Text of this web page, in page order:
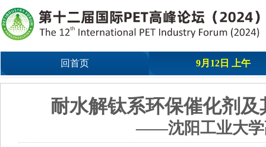
回首页 9月12日 上午
耐水解钛系环保催化剂
——沈阳工业大学